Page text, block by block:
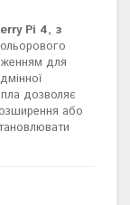
Pi 4, з
для
дозволяє
або